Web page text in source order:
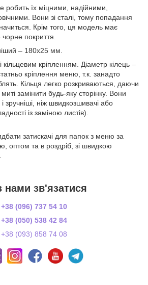
робить їх міцними, надійними,
Вони зі сталі, тому попадання
Крім того, ця модель має
покриття.
– 180х25 мм.
кільцевим кріпленням. Діаметр кілець –
кріплення меню, т.к. занадто
Кільця легко розкриваються, даючи
замінити будь-яку сторінку. Вони
зручніші, ніж швидкозшивачі або
із заміною листів).
затискачі для папок з меню за
оптом та в роздріб, зі швидкою
нами зв'язатися
+38 (096) 737 54 10
+38 (050) 538 42 84
+38 (093) 858 74 08